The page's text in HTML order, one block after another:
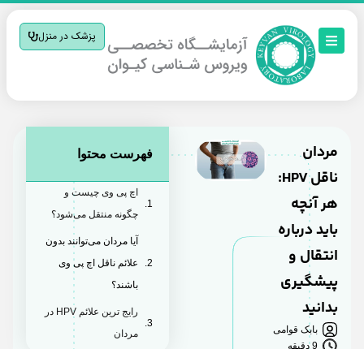
پزشک در منزل
مردان
ناقل HPV:
هر آنچه
باید درباره
انتقال و
پیشگیری
بدانید
بابک قوامی
9 دقیقه
فهرست محتوا
اچ پی وی چیست و
چگونه منتقل می‌شود؟
آیا مردان می‌توانند بدون
علائم ناقل اچ پی وی
باشند؟
رایج ترین علائم HPV در